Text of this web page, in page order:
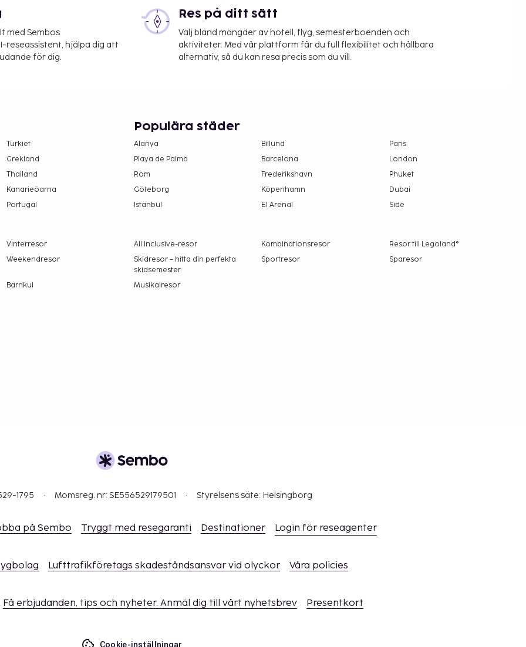
gäller inte barn
oss om.
EUR 1000, på
är tillgängliga.
och
med Sembos
reseassistent, hjälpa dig att
för dig.
Res på ditt sätt
Välj bland mängder av hotell, flyg, semesterboenden och
aktiviteter. Med vår plattform får du full flexibilitet och hållbara
alternativ, så du kan resa precis som du vill.
Turkiet
Grekland
Thailand
Kanarieöarna
Portugal
Populära städer
Alanya Billund
Paris
Playa de Palma
Barcelona
London
Rom
Frederikshavn
Phuket
Göteborg
Köpenhamn
Dubai
Istanbul
El Arenal Side
Vinterresor All Inclusive-resor Kombinationsresor
Resor till Legoland®
Weekendresor
Skidresor – hitta din perfekta
skidsemester
Sportresor Sparesor
Barnkul Musikalresor
1795 Momsreg. nr: SE556529179501 Styrelsens säte: Helsingborg
på Sembo Tryggt med resegaranti Destinationer Login för reseagenter
Lufttrafikföretags skadeståndsansvar vid olyckor Våra policies
Få erbjudanden, tips och nyheter. Anmäl dig till vårt nyhetsbrev Presentkort
Cookie-inställningar